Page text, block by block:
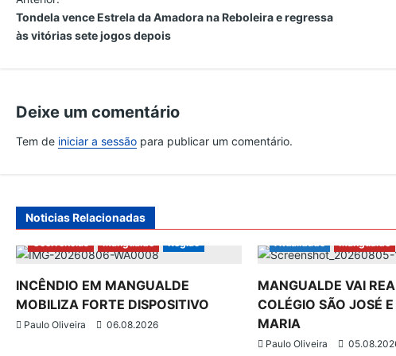
N
a
e
g
ç
ã
o
d
Tondela vence Estrela da Amadora na Reboleira e regressa
às vitórias sete jogos depois
Deixe um comentário
Tem de iniciar a sessão para publicar um comentário.
Noticias Relacionadas
INCÊNDIO EM MANGUALDE
MOBILIZA FORTE DISPOSITIVO
Paulo Oliveira 06.08.2026
MANGUALDE VAI
COLÉGIO SÃO JOSÉ
MARIA
Paulo Oliveira